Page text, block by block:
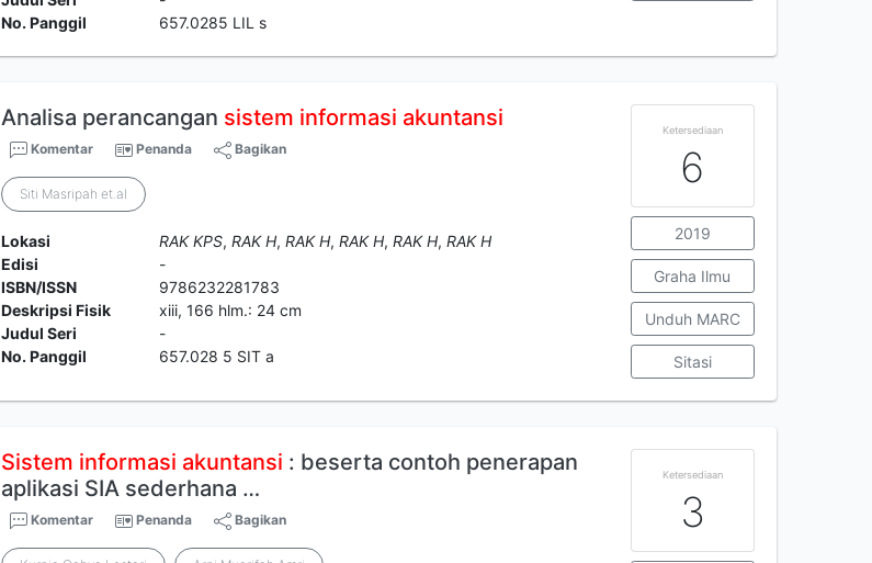
No. Panggil
657.0285 LIL s
Analisa perancangan sistem informasi akuntansi
Komentar Penanda Bagikan
Siti Masripah et.al
Lokasi RAK KPS, RAK H, RAK H, RAK H, RAK H, RAK H
Edisi
-
ISBN/ISSN
9786232281783
Deskripsi Fisik
xiii, 166 hlm.: 24 cm
Judul Seri
-
No. Panggil
657.028 5 SIT a
Ketersediaan
6
2019
Graha Ilmu
Unduh MARC
Sitasi
Sistem informasi akuntansi : beserta contoh penerapan
aplikasi SIA sederhana …
Komentar Penanda Bagikan
Ketersediaan
3